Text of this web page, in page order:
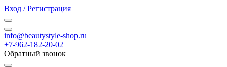
Вход / Регистрация
info@beautystyle-shop.ru
+7-962-182-20-02
Обратный звонок